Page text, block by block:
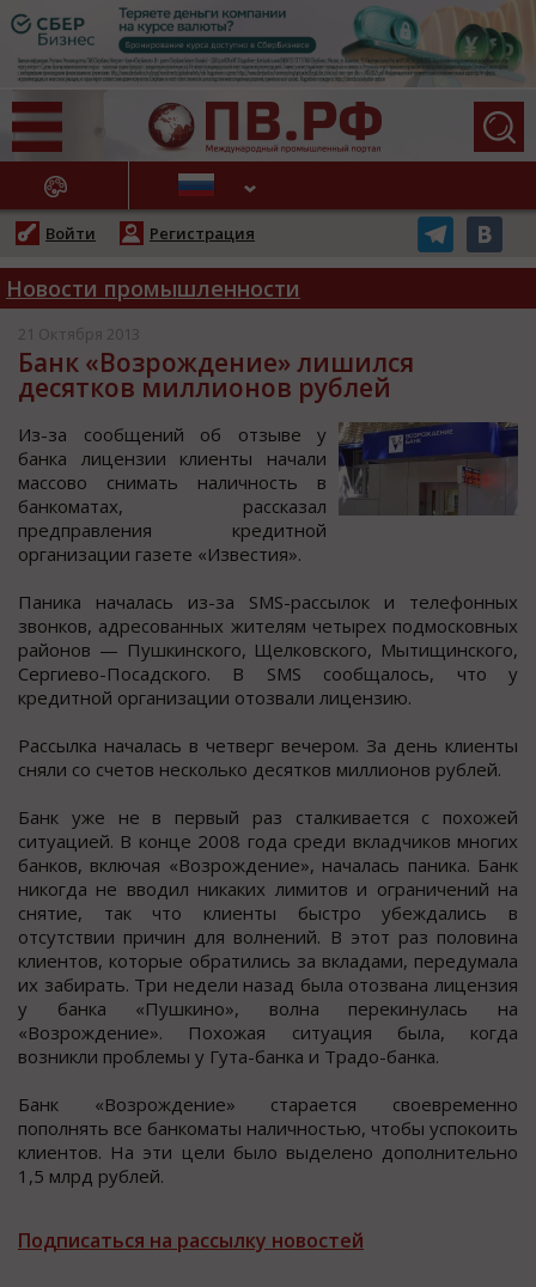
НОВОСТИ
Войти Регистрация
Новости промышленности
21 Октября 2013
Банк «Возрождение» лишился
десятков миллионов рублей
Из-за сообщений об отзыве у
банка лицензии клиенты начали
массово снимать наличность в
банкоматах, рассказал
предправления кредитной
организации газете «Известия».
Паника началась из-за SMS-рассылок и телефонных
звонков, адресованных жителям четырех подмосковных
районов — Пушкинского, Щелковского, Мытищинского,
Сергиево-Посадского. В SMS сообщалось, что у
кредитной организации отозвали лицензию.
Рассылка началась в четверг вечером. За день клиенты
сняли со счетов несколько десятков миллионов рублей.
Банк уже не в первый раз сталкивается с похожей
ситуацией. В конце 2008 года среди вкладчиков многих
банков, включая «Возрождение», началась паника. Банк
никогда не вводил никаких лимитов и ограничений на
снятие, так что клиенты быстро убеждались в
отсутствии причин для волнений. В этот раз половина
клиентов, которые обратились за вкладами, передумала
их забирать. Три недели назад была отозвана лицензия
у банка «Пушкино», волна перекинулась на
«Возрождение». Похожая ситуация была, когда
возникли проблемы у Гута-банка и Традо-банка.
Банк «Возрождение» старается своевременно
пополнять все банкоматы наличностью, чтобы успокоить
клиентов. На эти цели было выделено дополнительно
1,5 млрд рублей.
Подписаться на рассылку новостей